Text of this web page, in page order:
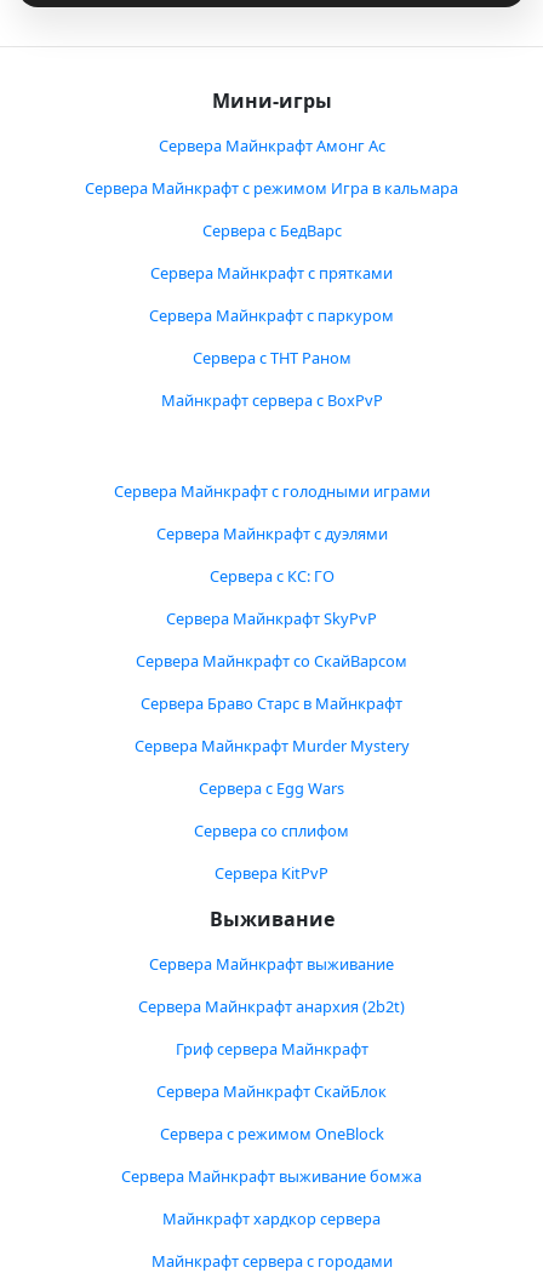
Мини-игры
Сервера Майнкрафт Амонг Ас
Сервера Майнкрафт с режимом Игра в кальмара
Сервера с БедВарс
Сервера Майнкрафт с прятками
Сервера Майнкрафт с паркуром
Сервера с ТНТ Раном
Майнкрафт сервера с BoxPvP
Сервера Майнкрафт с голодными играми
Сервера Майнкрафт с дуэлями
Сервера с КС: ГО
Сервера Майнкрафт SkyPvP
Сервера Майнкрафт со СкайВарсом
Сервера Браво Старс в Майнкрафт
Сервера Майнкрафт Murder Mystery
Сервера с Egg Wars
Сервера со сплифом
Сервера KitPvP
Выживание
Сервера Майнкрафт выживание
Сервера Майнкрафт анархия (2b2t)
Гриф сервера Майнкрафт
Сервера Майнкрафт СкайБлок
Сервера с режимом OneBlock
Сервера Майнкрафт выживание бомжа
Майнкрафт хардкор сервера
Майнкрафт сервера с городами